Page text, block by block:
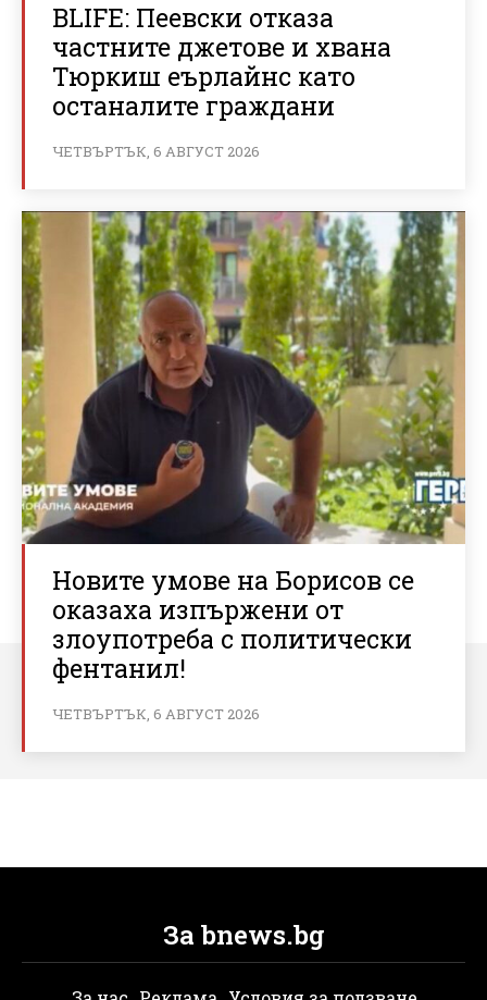
BLIFE: Пеевски отказа
частните джетове и хвана
Тюркиш еърлайнс като
останалите граждани
ЧЕТВЪРТЪК, 6 АВГУСТ 2026
Новите умове на Борисов се
оказаха изпържени от
злоупотреба с политически
фентанил!
ЧЕТВЪРТЪК, 6 АВГУСТ 2026
За bnews.bg